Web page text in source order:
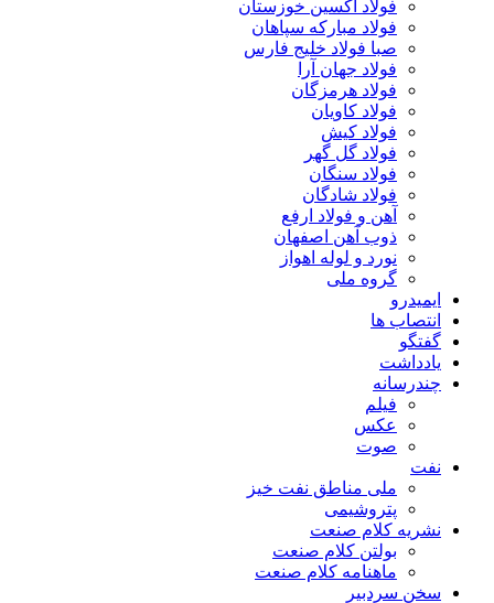
فولاد اکسین خوزستان
فولاد مبارکه سپاهان
صبا فولاد خلیج فارس
فولاد جهان آرا
فولاد هرمزگان
فولاد کاویان
فولاد کیش
فولاد گل گهر
فولاد سنگان
فولاد شادگان
آهن و فولاد ارفع
ذوب آهن اصفهان
نورد و لوله اهواز
گروه ملی
ایمیدرو
انتصاب ها
گفتگو
یادداشت
چندرسانه
فیلم
عکس
صوت
نفت
ملی مناطق نفت خیز
پتروشیمی
نشریه کلام صنعت
بولتن کلام صنعت
ماهنامه کلام صنعت
سخن سردبیر